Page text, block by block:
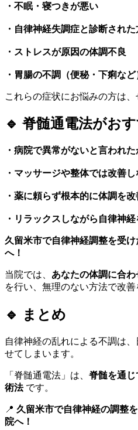
・不眠・寝つきが悪い
・自律神経失調症と診断された
・ストレスが原因の体調不良
・胃腸の不調（便秘・下痢など
これらの症状にお悩みの方は
🔹 脊髄通電法がお
・病院で異常がないと言われ
・マッサージや整体では改善
・薬に頼らず根本的に体調を
・リラックスしながら自律神
久留米市で自律神経調整を受
へ！
当院では、 あなたの体調に合
を行い、無理のない方法で改善
🔹 まとめ
自律神経の乱れによる不調は
せてしまいます。
「脊髄通電法」は、脊髄を通
術法です。
📍 久留米市で自律神経の調整
院へ！